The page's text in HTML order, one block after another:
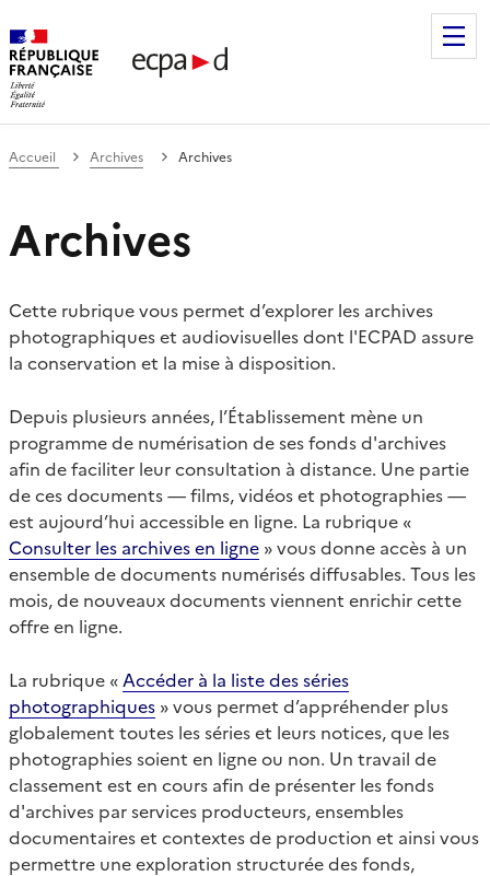
de communication et de production
Accueil Archives Archives
Archives
Cette rubrique vous permet d’explorer les archives
photographiques et audiovisuelles dont l'ECPAD assure
la conservation et la mise à disposition.
Depuis plusieurs années, l’Établissement mène un
programme de numérisation de ses fonds d'archives
afin de faciliter leur consultation à distance. Une partie
de ces documents — films, vidéos et photographies —
est aujourd’hui accessible en ligne. La rubrique «
Consulter les archives en ligne » vous donne accès à un
ensemble de documents numérisés diffusables. Tous les
mois, de nouveaux documents viennent enrichir cette
offre en ligne.
La rubrique « Accéder à la liste des séries
photographiques » vous permet d’appréhender plus
globalement toutes les séries et leurs notices, que les
photographies soient en ligne ou non. Un travail de
classement est en cours afin de présenter les fonds
d'archives par services producteurs, ensembles
documentaires et contextes de production et ainsi vous
permettre une exploration structurée des fonds,